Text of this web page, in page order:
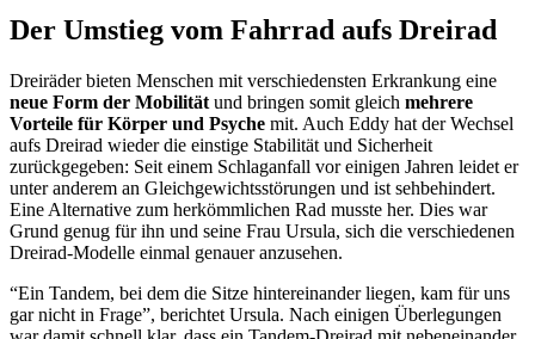
Der Umstieg vom Fahrrad aufs Dreirad
Dreiräder bieten Menschen mit verschiedensten Erkrankung eine
neue Form der Mobilität und bringen somit gleich mehrere
Vorteile für Körper und Psyche mit. Auch Eddy hat der Wechsel
aufs Dreirad wieder die einstige Stabilität und Sicherheit
zurückgegeben: Seit einem Schlaganfall vor einigen Jahren leidet er
unter anderem an Gleichgewichtsstörungen und ist sehbehindert.
Eine Alternative zum herkömmlichen Rad musste her. Dies war
Grund genug für ihn und seine Frau Ursula, sich die verschiedenen
Dreirad-Modelle einmal genauer anzusehen.
“Ein Tandem, bei dem die Sitze hintereinander liegen, kam für uns
gar nicht in Frage”, berichtet Ursula. Nach einigen Überlegungen